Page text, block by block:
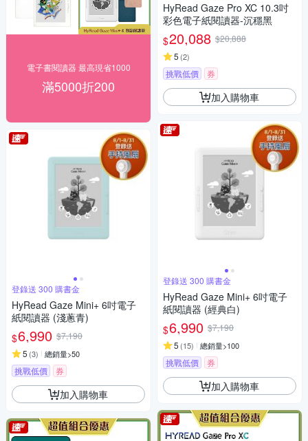
電子書閱讀器 最高現省1000
滿5000折200
登錄送 300 購書金
HyRead Gaze Mini+ 6吋電子
紙閱讀器 (淺蔥青)
$6,990 $7,190
5 (3) 總銷量>50
挑戰低價 券
加入購物車
HyRead Gaze Pro XC 10.3吋
彩色電子紙閱讀器-沉穩黑
$20,088 $20,888
5 (2)
挑戰低價 券
加入購物車
登錄送 300 購書金
HyRead Gaze Mini+ 6吋電子
紙閱讀器 (經典白)
$6,990 $7,190
5 (15) 總銷量>100
挑戰低價 券
加入購物車